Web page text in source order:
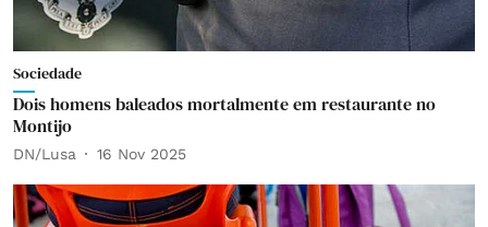
Sociedade
Dois homens baleados mortalmente em restaurante no
Montijo
DN/Lusa 16 Nov 2025